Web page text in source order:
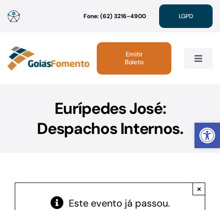
Abrir
para
conteúdo
Fone: (62) 3216-4900 LGPD
Toggle
Linhas de Crédito
Emitir
Boleto
Eurípedes José:
Despachos Internos.
Este evento já passou.
×